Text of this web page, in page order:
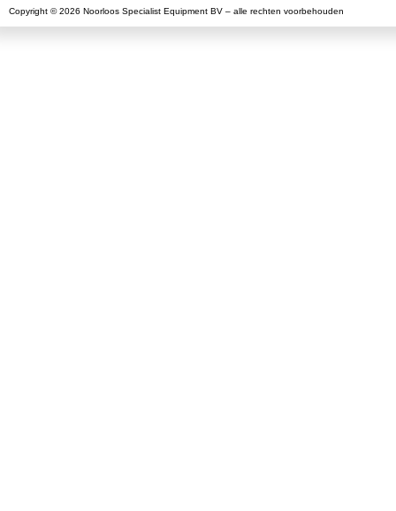
Copyright © 2026 Noorloos Specialist Equipment BV – alle rechten voorbehouden